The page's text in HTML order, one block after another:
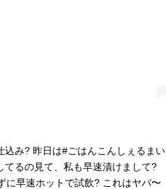
み? 昨日は#ごはんこんしぇるまい
てるの見て、私も早速漬けまして?
に早速ホットで試飲? これはヤバ〜